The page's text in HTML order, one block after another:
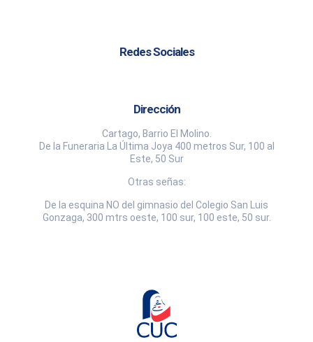
Redes Sociales
Dirección
Cartago, Barrio El Molino.
De la Funeraria La Última Joya 400 metros Sur, 100 al
Este, 50 Sur
Otras señas:
De la esquina NO del gimnasio del Colegio San Luis
Gonzaga, 300 mtrs oeste, 100 sur, 100 este, 50 sur.